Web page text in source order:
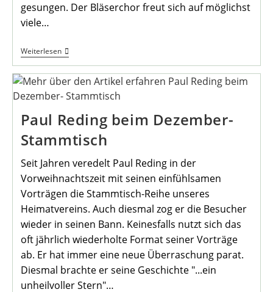
gesungen. Der Bläserchor freut sich auf möglichst
viele…
WeiterlesenBläservesper
Am
Heiligabend
Paul Reding beim Dezember-
Stammtisch
Seit Jahren veredelt Paul Reding in der
Vorweihnachtszeit mit seinen einfühlsamen
Vorträgen die Stammtisch-Reihe unseres
Heimatvereins. Auch diesmal zog er die Besucher
wieder in seinen Bann. Keinesfalls nutzt sich das
oft jährlich wiederholte Format seiner Vorträge
ab. Er hat immer eine neue Überraschung parat.
Diesmal brachte er seine Geschichte "...ein
unheilvoller Stern"…